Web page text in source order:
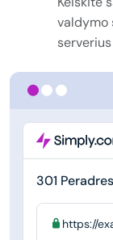
301
https://
valdymo